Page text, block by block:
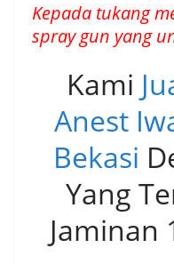
Kepada tukang
spray gun yang
Kami
Anest
Bekasi
Yang
Jaminan